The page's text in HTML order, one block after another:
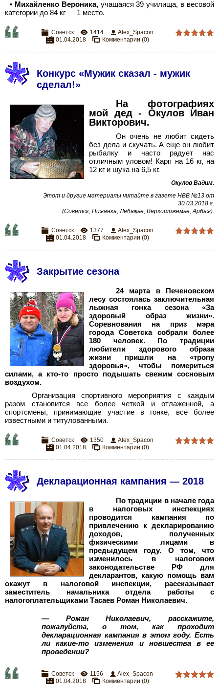
• Михайленко Вероника, учащаяся 39 училища, в весовой
категории до 84 кг — 1 место.
Советск 1414
Alex_Spacon
01.04.2018
Комментарии (0)
Конкурс «Мужик сказал - мужик
сделал!»
На фотографиях
мой дед - Окулов Иван
Викторович.
Он очень не любит сидеть
без дела и скучать. А еще он любит
рыбалку и часто радует нас
отличным уловом! Карп на 16 кг, на
12 кг и щука на 6,5 кг.
Окулов Вадим.
Этот и другие материалы читайте в газете НВВ №13 от
30.03.2018 г.
(Советск, Пижанка, Лебяжье, Верхошижемье, Арбаж).
Советск 1377
Alex_Spacon
01.04.2018
Комментарии (0)
Закрытие сезона
24 марта в Печеновском
лесу состоялась заключительная
лыжная гонка сезона «За
здоровый образ жизни».
Соревнования на приз мэра
города Советска собрали более
180 человек. По традиции
любители здорового образа
жизни пришли на «тропу
здоровья», чтобы помериться
силами, а кто-то просто подышать свежим сосновым
воздухом.
Организация спортивного мероприятия с каждым
разом становится все более четкой и отлаженной, а
спортсмены, принимающие участие в гонке, все более
известными и титулованными.
Советск 1350
Alex_Spacon
01.04.2018
Комментарии (0)
Декларационная кампания — 2018
По традиции в начале года
в налоговых инспекциях
проводится кампания по
привлечению к декларированию
доходов, полученных
физическими лицами в
предыдущем году. О том, что
изменилось в налоговом
законодательстве РФ для
декларантов, какую помощь вам
окажут в налоговой инспекции, рассказывает
заместитель начальника отдела работы с
налогоплательщиками Тасаев Роман Николаевич.
— Роман Николаевич, расскажите,
пожалуйста, о том, как проходит
декларационная кампания в этом году. Есть
ли какие-то изменения и новшества в ее
проведении?
Советск 1156
Alex_Spacon
01.04.2018
Комментарии (0)